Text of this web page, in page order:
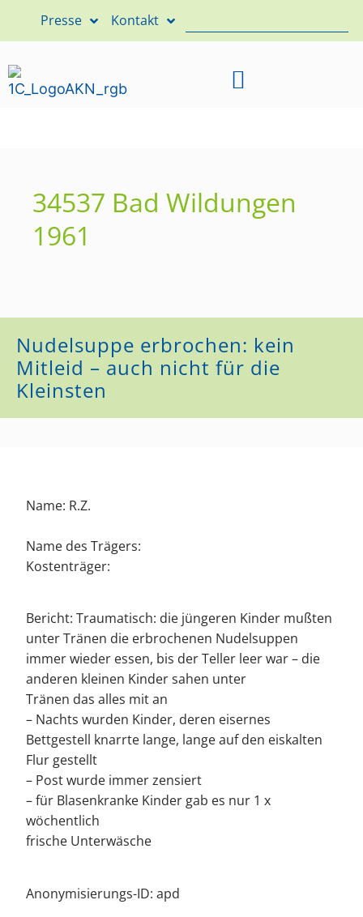
Presse Kontakt
34537 Bad Wildungen
1961
Nudelsuppe erbrochen: kein
Mitleid – auch nicht für die
Kleinsten
Name: R.Z.
Name des Trägers:
Kostenträger:
Bericht: Traumatisch: die jüngeren Kinder mußten
unter Tränen die erbrochenen Nudelsuppen
immer wieder essen, bis der Teller leer war – die
anderen kleinen Kinder sahen unter
Tränen das alles mit an
– Nachts wurden Kinder, deren eisernes
Bettgestell knarrte lange, lange auf den eiskalten
Flur gestellt
– Post wurde immer zensiert
– für Blasenkranke Kinder gab es nur 1 x
wöchentlich
frische Unterwäsche
Anonymisierungs-ID: apd